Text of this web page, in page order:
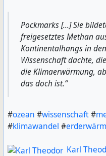
Pockmarks [...] Sie
freigesetztes Methan
Kontinentalhangs in
Wissenschaft dachte,
die Klimaerwärmung,
das doch ist.“
#ozean #wissenschaft#
#klimawandel #
Karl